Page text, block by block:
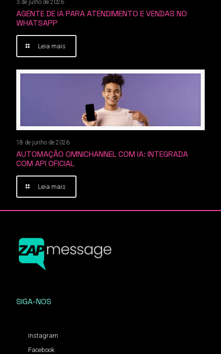
3 de julho de 2026
AGENTE DE IA PARA ATENDIMENTO E VENDAS NO
WHATSAPP
Leia mais
18 de junho de 2026
AUTOMAÇÃO OMNICHANNEL COM IA: INTEGRADA
COM API OFICIAL
Leia mais
SIGA-NOS
Instagram
Facebook